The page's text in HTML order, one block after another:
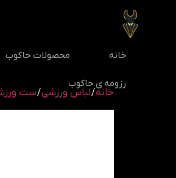
خانه محصولات حاکوب
رزومه ی حاکوب
خانه/لباس ورزشی/ست